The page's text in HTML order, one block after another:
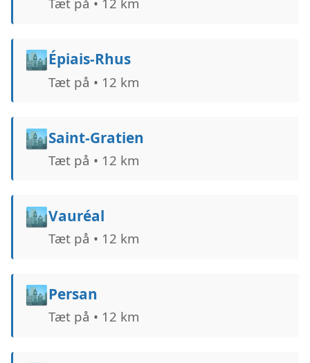
🏙️Épiais-Rhus
Tæt på • 12 km
🏙️Saint-Gratien
Tæt på • 12 km
🏙️Vauréal
Tæt på • 12 km
🏙️Persan
Tæt på • 12 km